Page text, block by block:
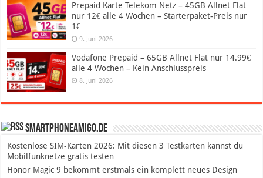
Prepaid Karte Telekom Netz – 45GB Allnet Flat
nur 12€ alle 4 Wochen – Starterpaket-Preis nur
1€
9. Juni 2026
Vodafone Prepaid – 65GB Allnet Flat nur 14.99€
alle 4 Wochen – Kein Anschlusspreis
8. Juni 2026
SmartphoneAmigo.de
Kostenlose SIM-Karten 2026: Mit diesen 3 Testkarten kannst du
Mobilfunknetze gratis testen
Honor Magic 9 bekommt erstmals ein komplett neues Design